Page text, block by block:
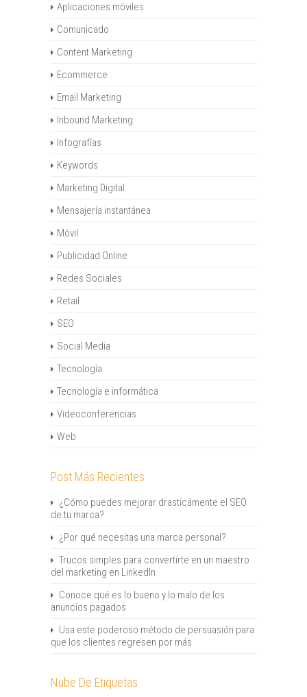
Aplicaciones móviles
Comunicado
Content Marketing
Ecommerce
Email Marketing
Inbound Marketing
Infografías
Keywords
Marketing Digital
Mensajería instantánea
Móvil
Publicidad Online
Redes Sociales
Retail
SEO
Social Media
Tecnología
Tecnología e informática
Videoconferencias
Web
Post Más Recientes
¿Cómo puedes mejorar drasticámente el SEO
de tu marca?
¿Por qué necesitas una marca personal?
Trucos simples para convertirte en un maestro
del marketing en LinkedIn
Conoce qué es lo bueno y lo malo de los
anuncios pagados
Usa este poderoso método de persuasión para
que los clientes regresen por más
Nube De Etiquetas